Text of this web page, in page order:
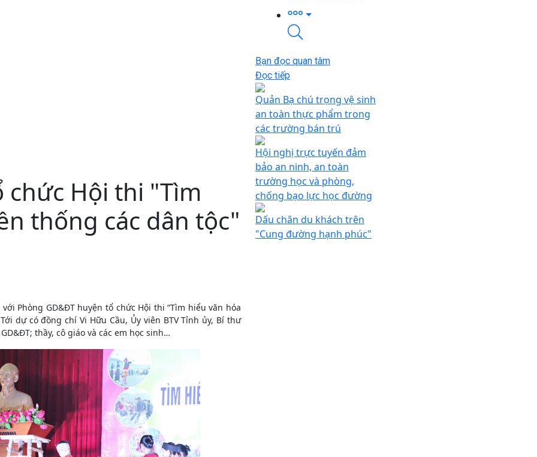
chức Hội thi "Tìm
thống các dân tộc"
Phòng GD&ĐT huyện tổ chức Hội thi “Tìm hiểu văn hóa
dự có đồng chí Vi Hữu Cầu, Ủy viên BTV Tỉnh ủy, Bí thư
thầy, cô giáo và các em học sinh…
Bạn đọc quan tâm
Đọc tiếp
Quản Bạ chú trọng vệ sinh
an toàn thực phẩm trong
các trường bán trú
Hội nghị trực tuyến đảm
bảo an ninh, an toàn
trường học và phòng,
chống bạo lực học đường
Dấu chân du khách trên
"Cung đường hạnh phúc"